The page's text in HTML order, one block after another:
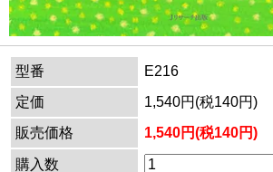
型番
E216
定価
1,540円(税140円)
販売価格
1,540円(税140円)
購入数